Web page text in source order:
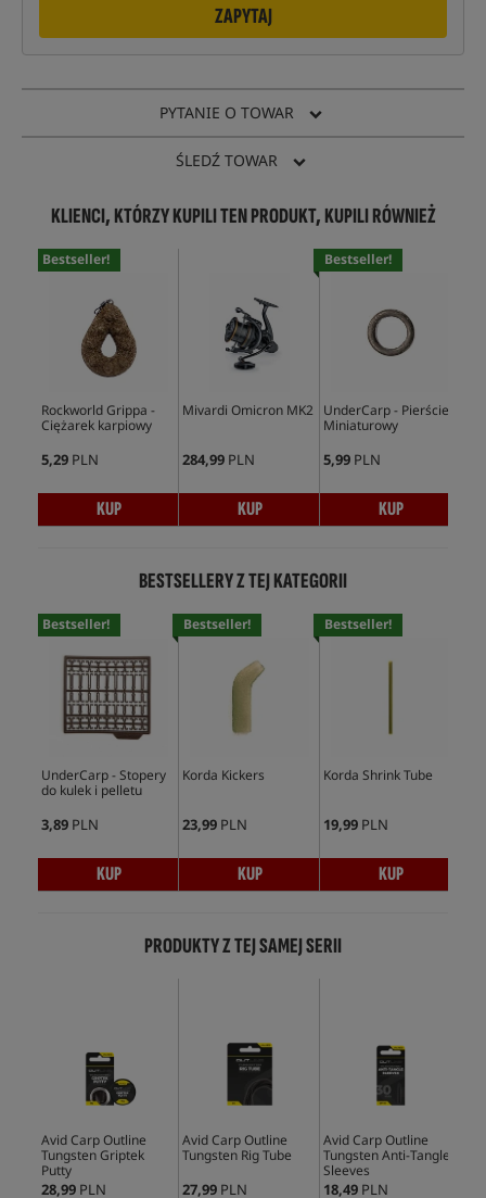
ZAPYTAJ
PYTANIE O TOWAR
ŚLEDŹ TOWAR
KLIENCI, KTÓRZY KUPILI TEN PRODUKT, KUPILI RÓWNIEŻ
Bestseller!
Rockworld Grippa -
Ciężarek karpiowy
5,29 PLN
KUP
Mivardi Omicron MK2
284,99 PLN
KUP
Bestseller!
UnderCarp - Pierścień
Miniaturowy
5,99 PLN
KUP
BESTSELLERY Z TEJ KATEGORII
Bestseller!
UnderCarp - Stopery
do kulek i pelletu
3,89 PLN
KUP
Bestseller!
Korda Kickers
23,99 PLN
KUP
Bestseller!
Korda Shrink Tube
19,99 PLN
KUP
PRODUKTY Z TEJ SAMEJ SERII
Avid Carp Outline
Tungsten Griptek
Putty
28,99 PLN
Avid Carp Outline
Tungsten Rig Tube
27,99 PLN
Avid Carp Outline
Tungsten Anti-Tangle
Sleeves
18,49 PLN